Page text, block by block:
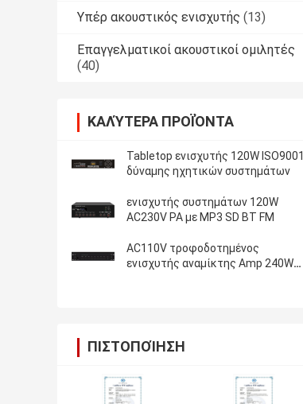
Υπέρ ακουστικός ενισχυτής (13)
Επαγγελματικοί ακουστικοί ομιλητές
(40)
ΚΑΛΎΤΕΡΑ ΠΡΟΪΌΝΤΑ
Tabletop ενισχυτής 120W ISO9001
δύναμης ηχητικών συστημάτων
ενισχυτής συστημάτων 120W
AC230V PA με MP3 SD BT FM
AC110V τροφοδοτημένος
ενισχυτής αναμίκτης Amp 240W
ΠΙΣΤΟΠΟΊΗΣΗ